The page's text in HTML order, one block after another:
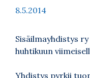
8.5.2014
Sisäilmayhdistys
huhtikuun
Yhdistys pyrkii